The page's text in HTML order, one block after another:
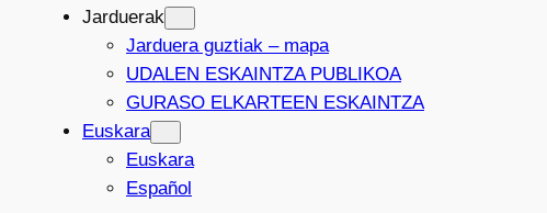
Jarduerak
Jarduera guztiak – mapa
UDALEN ESKAINTZA PUBLIKOA
GURASO ELKARTEEN ESKAINTZA
Euskara
Euskara
Español